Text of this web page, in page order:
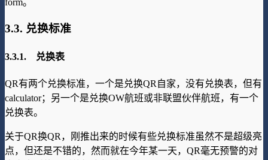
3.3. 兑换标准
3.3.1. 兑换表
QR有两个兑换标准，一个是兑换QR自家，没有兑换表，但有
calculator；另一个是兑换OW航班或非联盟伙伴航班，有一个
兑换表。
关于QR换QR，刚推出来的时候有些兑换标准虽然不是超级亮
点，但还是不错的，然而就在今年某一天，QR毫无预警的对